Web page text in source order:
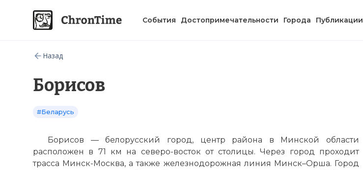
События Достопримечательности Города Публикации
Назад
Борисов
#Беларусь
Борисов — белорусский город, центр района в Минской области
расположен в 71 км на северо-восток от столицы. Через город проходит
трасса Минск-Москва, а также железнодорожная линия Минск–Орша. Город